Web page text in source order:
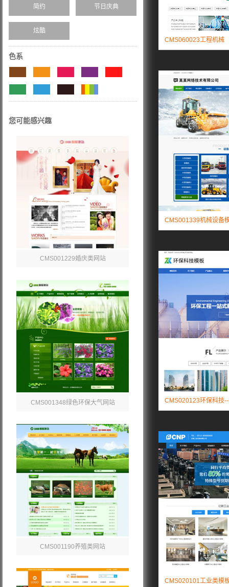
简约 节日庆典
炫酷
色系
您可能感兴趣
CMS001229婚庆类网站
CMS001348绿色环保大气网站
CMS001190养殖类网站
CMS060023工程机械
CMS001339机械设备
CMS020123环保科技
CMS020101工业类模